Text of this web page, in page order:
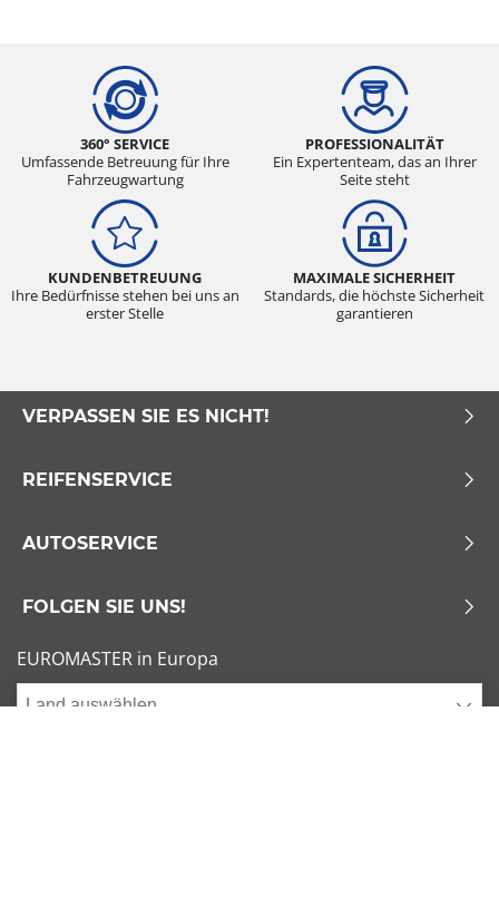
360° SERVICE
Umfassende Betreuung für Ihre
Fahrzeugwartung
PROFESSIONALITÄT
Ein Expertenteam, das an Ihrer
Seite steht
KUNDENBETREUUNG
Ihre Bedürfnisse stehen bei uns an
erster Stelle
MAXIMALE SICHERHEIT
Standards, die höchste Sicherheit
garantieren
VERPASSEN SIE ES NICHT!
REIFENSERVICE
AUTOSERVICE
FOLGEN SIE UNS!
EUROMASTER in Europa
Land auswählen